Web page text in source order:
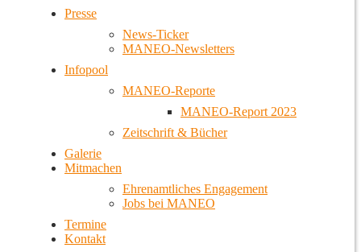
Presse
News-Ticker
MANEO-Newsletters
Infopool
MANEO-Reporte
MANEO-Report 2023
Zeitschrift & Bücher
Galerie
Mitmachen
Ehrenamtliches Engagement
Jobs bei MANEO
Termine
Kontakt